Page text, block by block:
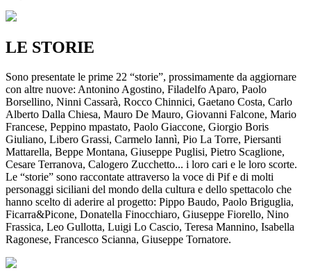
LE STORIE
Sono presentate le prime 22 “storie”, prossimamente da aggiornare
con altre nuove: Antonino Agostino, Filadelfo Aparo, Paolo
Borsellino, Ninni Cassarà, Rocco Chinnici, Gaetano Costa, Carlo
Alberto Dalla Chiesa, Mauro De Mauro, Giovanni Falcone, Mario
Francese, Peppino mpastato, Paolo Giaccone, Giorgio Boris
Giuliano, Libero Grassi, Carmelo Iannì, Pio La Torre, Piersanti
Mattarella, Beppe Montana, Giuseppe Puglisi, Pietro Scaglione,
Cesare Terranova, Calogero Zucchetto... i loro cari e le loro scorte.
Le “storie” sono raccontate attraverso la voce di Pif e di molti
personaggi siciliani del mondo della cultura e dello spettacolo che
hanno scelto di aderire al progetto: Pippo Baudo, Paolo Briguglia,
Ficarra&Picone, Donatella Finocchiaro, Giuseppe Fiorello, Nino
Frassica, Leo Gullotta, Luigi Lo Cascio, Teresa Mannino, Isabella
Ragonese, Francesco Scianna, Giuseppe Tornatore.